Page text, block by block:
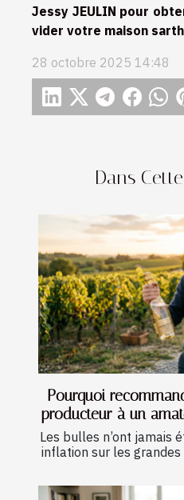
Dans
Pourquoi
producteur à un
Les bulles n’ont jamais
inflation sur les grandes
Jessy JEULIN pour
vider votre maison
28 octobre 2025 14:48